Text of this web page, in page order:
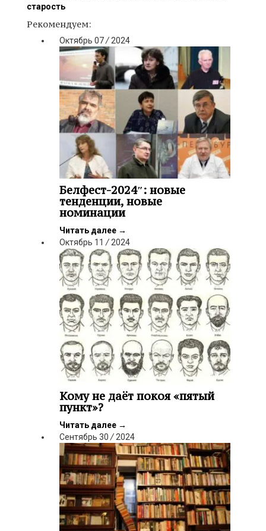
старость
Рекомендуем:
Октябрь 07/ 2024
Белфест-2024″: новые
тенденции, новые
номинации
Читать далее →
Октябрь 11/2024
Кому не даёт покоя «пятый
пункт»?
Читать далее →
Сентябрь 30 / 2024